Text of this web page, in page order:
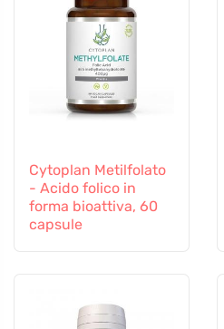
Cytoplan Metilfolato
- Acido folico in
forma bioattiva, 60
capsule